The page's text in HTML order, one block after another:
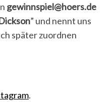
gewinnspiel@hoers.de
” und nennt uns
später zuordnen
.